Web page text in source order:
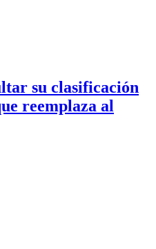
su clasificación
reemplaza al